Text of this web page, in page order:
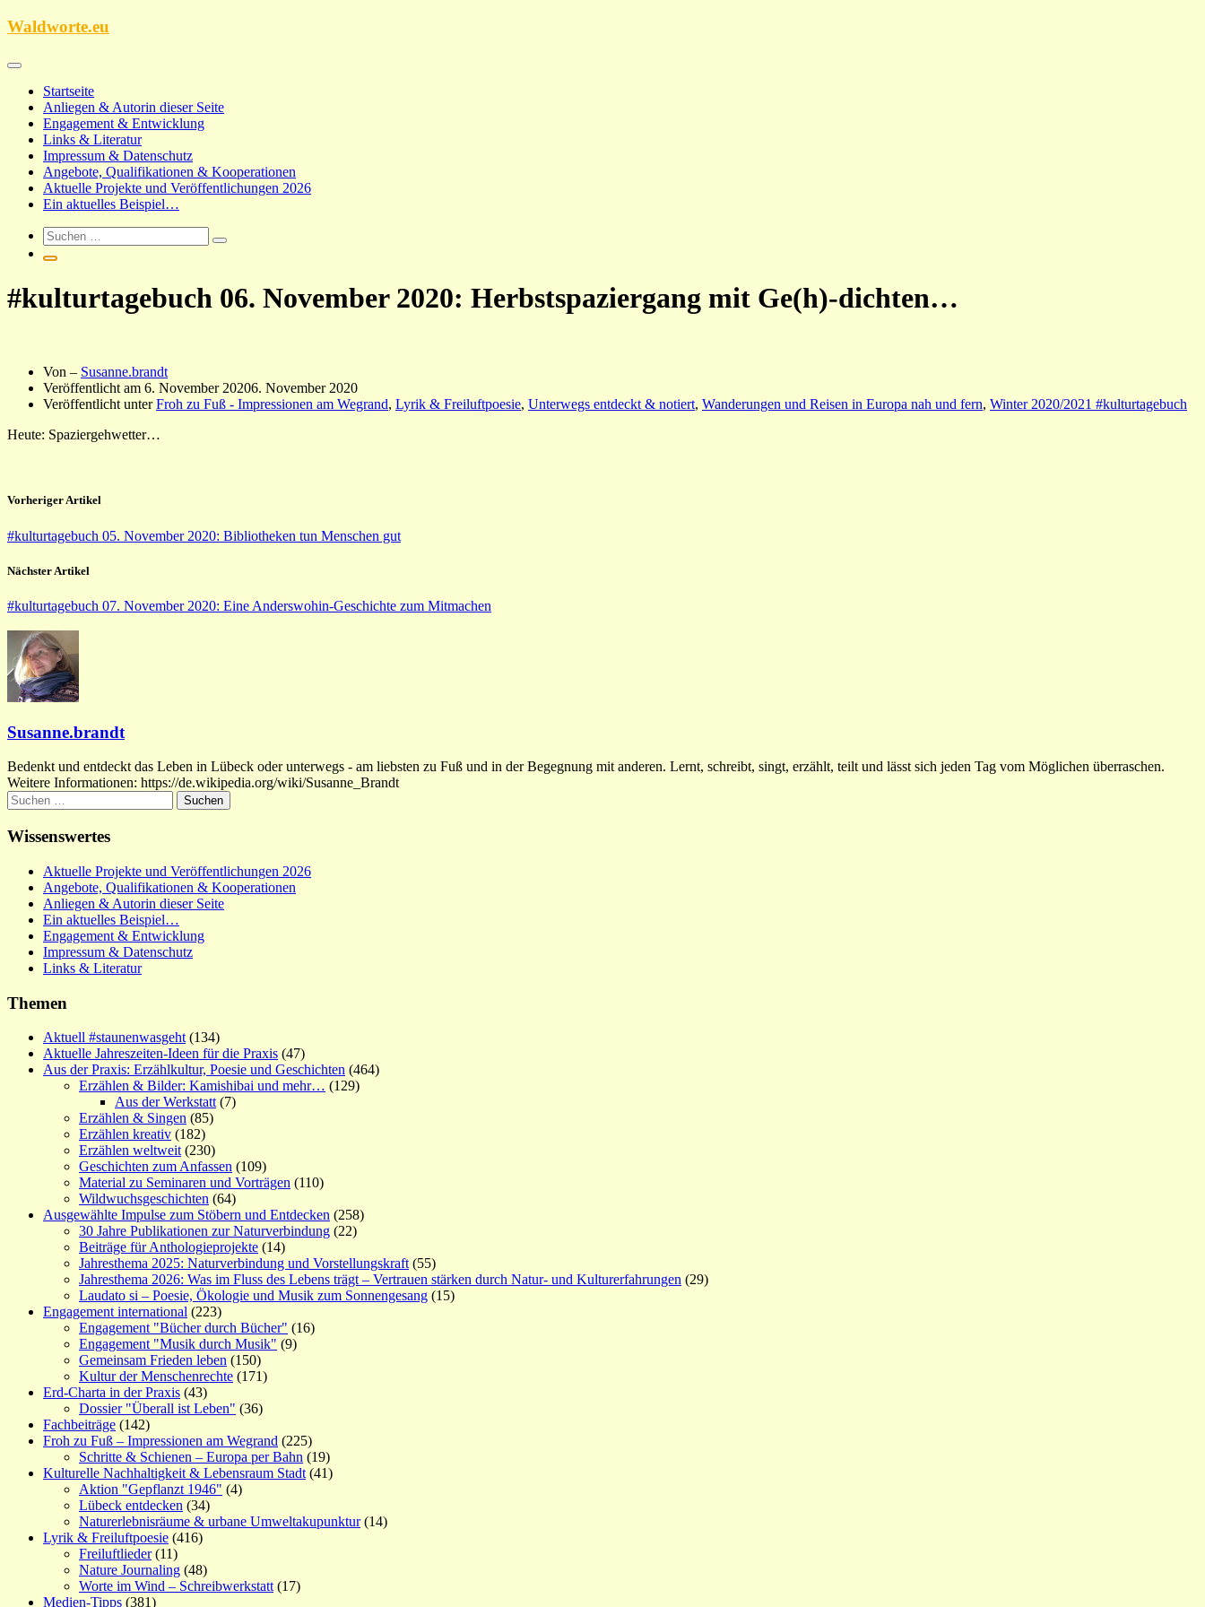
Zum
Waldworte.eu
Startseite
Anliegen & Autorin dieser Seite
Engagement & Entwicklung
Links & Literatur
Impressum & Datenschutz
Angebote, Qualifikationen & Kooperationen
Aktuelle Projekte und Veröffentlichungen 2026
Ein aktuelles Beispiel…
#kulturtagebuch 06. November 2020: Herbstspaziergang mit Ge(h)-dichten…
Von – Susanne.brandt
Veröffentlicht am 6. November 20206. November 2020
Veröffentlicht unterFroh zu Fuß - Impressionen am Wegrand, Lyrik & Freiluftpoesie, Unterwegs entdeckt & notiert, Wanderungen und Reisen in Europa nah und fern, Winter 2020/2021 #kulturtagebuch
Heute: Spaziergehwetter…
Vorheriger Artikel
#kulturtagebuch 05. November 2020: Bibliotheken tun Menschen gut
Nächster Artikel
#kulturtagebuch 07. November 2020: Eine Anderswohin-Geschichte zum Mitmachen
Susanne.brandt
Bedenkt und entdeckt das Leben in Lübeck oder unterwegs - am liebsten zu Fuß und in der Begegnung mit anderen. Lernt, schreibt, singt, erzählt, teilt und lässt sich jeden Tag vom Möglichen überraschen.
Weitere Informationen: https://de.wikipedia.org/wiki/Susanne_Brandt
Suchen
nach:
Wissenswertes
Aktuelle Projekte und Veröffentlichungen 2026
Angebote, Qualifikationen & Kooperationen
Anliegen & Autorin dieser Seite
Ein aktuelles Beispiel…
Engagement & Entwicklung
Impressum & Datenschutz
Links & Literatur
Themen
Aktuell #staunenwasgeht (134)
Aktuelle Jahreszeiten-Ideen für die Praxis (47)
Aus der Praxis: Erzählkultur, Poesie und Geschichten (464)
Erzählen & Bilder: Kamishibai und mehr… (129)
Aus der Werkstatt (7)
Erzählen & Singen (85)
Erzählen kreativ (182)
Erzählen weltweit (230)
Geschichten zum Anfassen (109)
Material zu Seminaren und Vorträgen (110)
Wildwuchsgeschichten (64)
Ausgewählte Impulse zum Stöbern und Entdecken (258)
30 Jahre Publikationen zur Naturverbindung (22)
Beiträge für Anthologieprojekte (14)
Jahresthema 2025: Naturverbindung und Vorstellungskraft (55)
Jahresthema 2026: Was im Fluss des Lebens trägt – Vertrauen stärken durch Natur- und Kulturerfahrungen (29)
Laudato si – Poesie, Ökologie und Musik zum Sonnengesang (15)
Engagement international (223)
Engagement "Bücher durch Bücher" (16)
Engagement "Musik durch Musik" (9)
Gemeinsam Frieden leben (150)
Kultur der Menschenrechte (171)
Erd-Charta in der Praxis (43)
Dossier "Überall ist Leben" (36)
Fachbeiträge (142)
Froh zu Fuß – Impressionen am Wegrand (225)
Schritte & Schienen – Europa per Bahn (19)
Kulturelle Nachhaltigkeit & Lebensraum Stadt (41)
Aktion "Gepflanzt 1946" (4)
Lübeck entdecken (34)
Naturerlebnisräume & urbane Umweltakupunktur(14)
Lyrik & Freiluftpoesie (416)
Freiluftlieder(11)
Nature Journaling (48)
Worte im Wind – Schreibwerkstatt (17)
Medien-Tipps (381)